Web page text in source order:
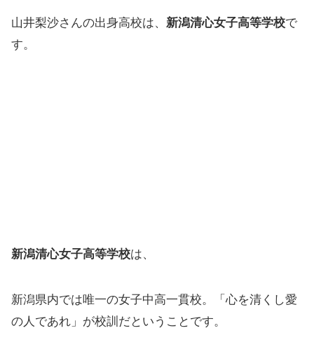
山井梨沙さんの出身高校は、 新潟清心女子高等学校で
す。
新潟清心女子高等学校は、
新潟県内では唯一の女子中高一貫校。「心を清くし愛
の人であれ」が校訓だということです。